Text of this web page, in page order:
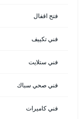
فتح اقفال
فني تكييف
فني ستلايت
فني صحي سباك
فني كاميرات